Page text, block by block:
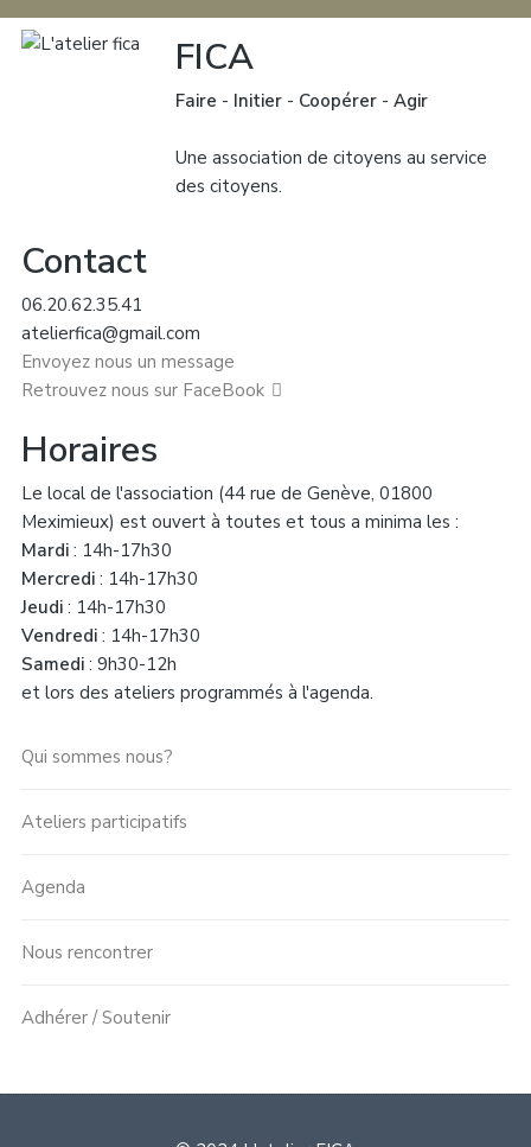
FICA
Faire - Initier- Coopérer- Agir
Une association de citoyens au service
des citoyens.
Contact
06.20.62.35.41
atelierfica@gmail.com
Envoyez nous un message
Retrouvez nous sur FaceBook
Horaires
Le local de l'association (44 rue de Genève, 01800
Meximieux) est ouvert à toutes et tous a minima les :
Mardi: 14h-17h30
Mercredi: 14h-17h30
Jeudi: 14h-17h30
Vendredi: 14h-17h30
Samedi: 9h30-12h
et lors des ateliers programmés à l'agenda.
Qui sommes nous?
Ateliers participatifs
Agenda
Nous rencontrer
Adhérer / Soutenir